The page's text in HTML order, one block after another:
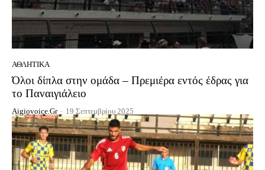
ΑΘΛΗΤΙΚΆ
Όλοι δίπλα στην ομάδα – Πρεμιέρα εντός έδρας για
το Παναιγιάλειο
Aigiovoice.gr - 19 Σεπτεμβρίου 2025